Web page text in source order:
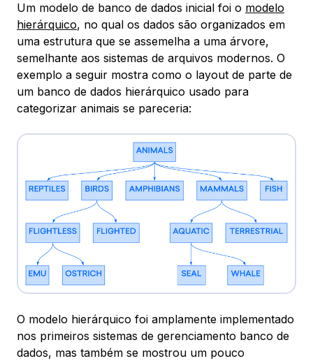
Um modelo de banco de dados inicial foi o modelo
hierárquico, no qual os dados são organizados em
uma estrutura que se assemelha a uma árvore,
semelhante aos sistemas de arquivos modernos. O
exemplo a seguir mostra como o layout de parte de
um banco de dados hierárquico usado para
categorizar animais se pareceria:
O modelo hierárquico foi amplamente implementado
nos primeiros sistemas de gerenciamento banco de
dados, mas também se mostrou um pouco